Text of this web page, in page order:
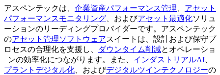
アスペンテックは、 企業資産パフォーマンス管理
アセット
パフォーマンスモニタリング 、およびアセット最適化ソリュ
ーションのリーディングプロバイダーです。アスペンテック
のアセット管理ソフトウェアスイートは、設計および保守プ
ロセスの合理化を支援し、
ダウンタイム削減とオペレーショ
ンの効率化につながります。また、 インダストリアルAI、
プラントデジタル化 、およびデジタルツインテクノロジーの